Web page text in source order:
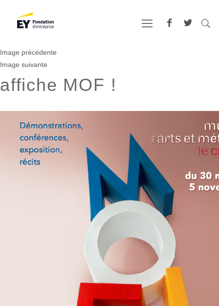
Image précédente
Image suivante
affiche MOF !